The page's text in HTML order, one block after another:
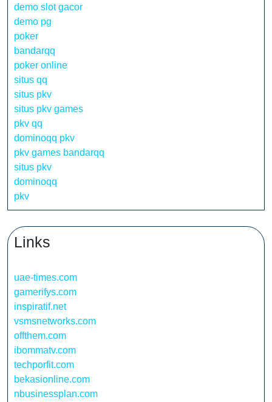
demo slot gacor
demo pg
poker
bandarqq
poker online
situs qq
situs pkv
situs pkv games
pkv qq
dominoqq pkv
pkv games bandarqq
situs pkv
dominoqq
pkv
Links
uae-times.com
gamerifys.com
inspiratif.net
vsmsnetworks.com
offthem.com
ibommatv.com
techporfit.com
bekasionline.com
nbusinessplan.com